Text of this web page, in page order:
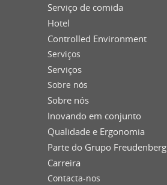
Serviço de comida
Hotel
Controlled Environment
Serviços
Serviços
Sobre nós
Sobre nós
Inovando em conjunto
Qualidade e Ergonomia
Parte do Grupo Freudenberg
Carreira
Contacta-nos